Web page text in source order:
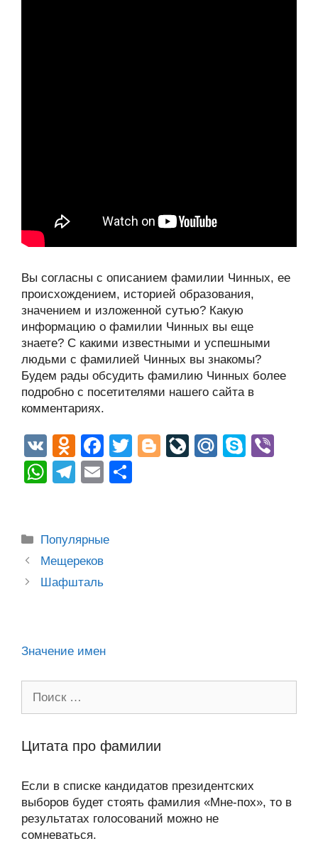
Вы согласны с описанием фамилии Чинных, ее
происхождением, историей образования,
значением и изложенной сутью? Какую
информацию о фамилии Чинных вы еще
знаете? С какими известными и успешными
людьми с фамилией Чинных вы знакомы?
Будем рады обсудить фамилию Чинных более
подробно с посетителями нашего сайта в
комментариях.
V
K
O
d
n
kl
a
ss
F
a
c
b
T
Bl
Li
M
S
W
s
A
p
T
gr
a
m
E
Рубрики
Популярные
Post
navigation
Мещереков
Шафшталь
Значение имен
Цитата про фамилии
Если в списке кандидатов президентских
выборов будет стоять фамилия «Мне-пох», то в
результатах голосований можно не
сомневаться.